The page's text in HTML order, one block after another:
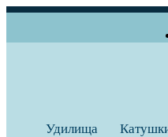
Удилища